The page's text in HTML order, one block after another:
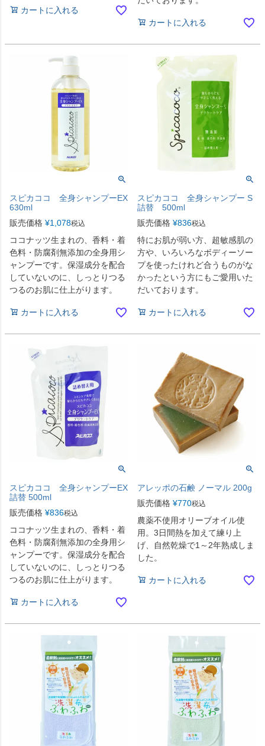
カートに入れる
カートに入れる
スピカココ 全身シャンプーEX
630ml
販売価格 ¥1,078税込
ココナッツ生まれの、香料・着
色料・防腐剤無添加の全身用シ
ャンプーです。保湿成分を配合
していないのに、しっとりつる
つるのお肌に仕上がります。
カートに入れる
スピカココ 全身シャンプー S
詰替 500ml
販売価格 ¥836税込
特にお肌が弱い方、超敏感肌の
方や、いろいろなボディーソー
プを使ったけれど合うものがな
かったという方にもご愛用いた
だいております。
カートに入れる
スピカココ 全身シャンプーEX
詰替 500ml
販売価格 ¥836税込
ココナッツ生まれの、香料・着
色料・防腐剤無添加の全身用シ
ャンプーです。保湿成分を配合
していないのに、しっとりつる
つるのお肌に仕上がります。
カートに入れる
アレッポの石鹸 ノーマル 200g
販売価格 ¥770税込
農薬不使用オリーブオイル使
用。3日間熱を加えて練り上
げ、自然乾燥で1～2年熟成しま
した。
カートに入れる